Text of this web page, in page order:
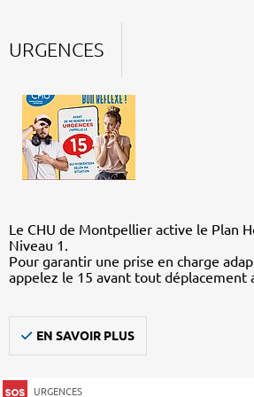
URGENCES
Le CHU de Montpellier active le Plan
Niveau 1.
Pour garantir une prise en charge
appelez le 15 avant tout déplacement
EN SAVOIR PLUS
URGENCES